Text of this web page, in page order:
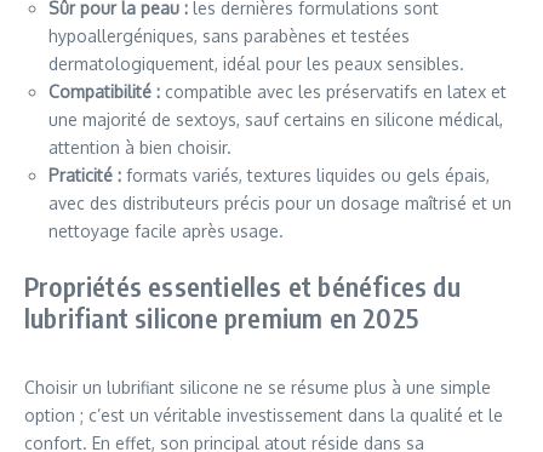
Sûr pour la peau : les dernières formulations sont
hypoallergéniques, sans parabènes et testées
dermatologiquement, idéal pour les peaux sensibles.
Compatibilité : compatible avec les préservatifs en latex et
une majorité de sextoys, sauf certains en silicone médical,
attention à bien choisir.
Praticité : formats variés, textures liquides ou gels épais,
avec des distributeurs précis pour un dosage maîtrisé et un
nettoyage facile après usage.
Propriétés essentielles et bénéfices du
lubrifiant silicone premium en 2025
Choisir un lubrifiant silicone ne se résume plus à une simple
option ; c’est un véritable investissement dans la qualité et le
confort. En effet, son principal atout réside dans sa